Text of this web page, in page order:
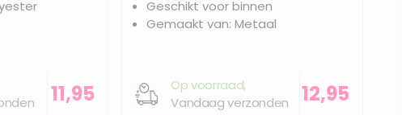
11,95
Geschikt voor binnen
Gemaakt van: Metaal
Op voorraad,
Vandaag verzonden
12,95